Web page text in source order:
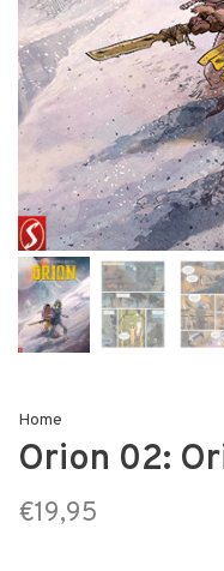
Home
Orion 02:
€19,95